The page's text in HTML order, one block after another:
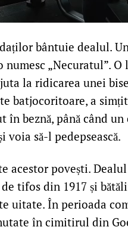
bântuie dealul.
„Necuratul”.
la ridicarea unei
batjocoritoare, a
beznă, până când
voia să-l pedepsească.
acestor povești.
tifos din 1917 și
uitate. În perioada
în cimitirul din